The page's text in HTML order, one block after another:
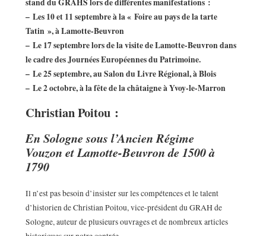
–Les 10 et 11 septembre à la « Foire au pays de la tarte
Tatin », à Lamotte-Beuvron
–Le 17 septembre lors de la visite de Lamotte-Beuvron dans
le cadre des Journées Européennes du Patrimoine.
–Le 25 septembre, au Salon du Livre Régional, à Blois
–Le 2 octobre, à la fête de la châtaigne à Yvoy-le-Marron
Christian Poitou :
En Sologne sous l’Ancien Régime
Vouzon et Lamotte-Beuvron de 1500 à
1790
Il n’est pas besoin d’insister sur les compétences et le talent
d’historien de Christian Poitou, vice-président du GRAH de
Sologne, auteur de plusieurs ouvrages et de nombreux articles